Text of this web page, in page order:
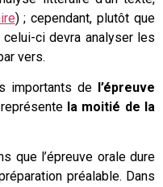
) ; cependant, plutôt que
ci devra analyser les
vers.
importants de l’épreuve
la moitié de la
que l’épreuve orale dure
préalable. Dans